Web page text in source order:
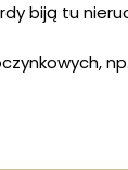
biją tu